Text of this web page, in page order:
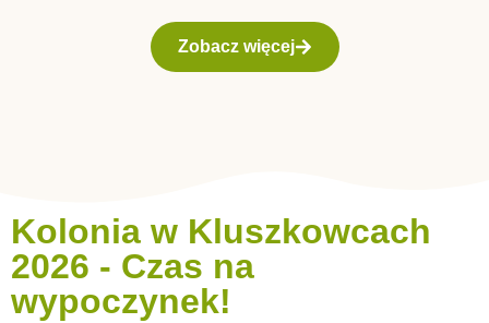
Zobacz więcej
Kolonia w Kluszkowcach
2026 - Czas na
wypoczynek!